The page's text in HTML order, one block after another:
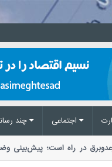
رعدوبرق در راه است؛
بحران مخاطرات وضع هوا از